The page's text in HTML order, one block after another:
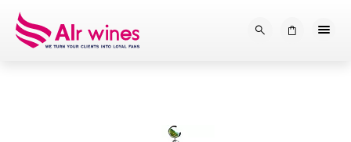
Dalla loro vendemmia, alla